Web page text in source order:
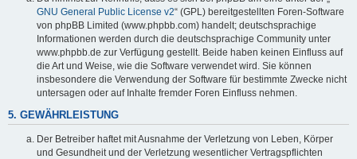
GNU General Public License v2“ (GPL) bereitgestellten Foren-Software
von phpBB Limited (www.phpbb.com) handelt; deutschsprachige
Informationen werden durch die deutschsprachige Community unter
www.phpbb.de zur Verfügung gestellt. Beide haben keinen Einfluss auf
die Art und Weise, wie die Software verwendet wird. Sie können
insbesondere die Verwendung der Software für bestimmte Zwecke nicht
untersagen oder auf Inhalte fremder Foren Einfluss nehmen.
5. GEWÄHRLEISTUNG
Der Betreiber haftet mit Ausnahme der Verletzung von Leben, Körper
und Gesundheit und der Verletzung wesentlicher Vertragspflichten